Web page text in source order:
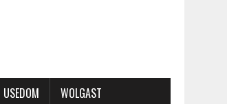
USEDOM
WOLGAST